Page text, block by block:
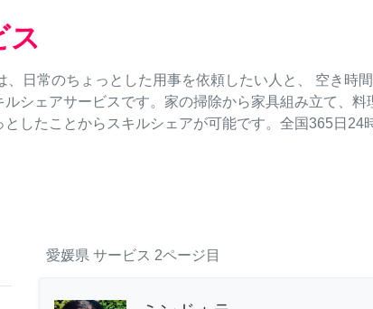
ス
日常のちょっとした用事を依頼したい人と、 空き時
シェアサービスです。家の掃除から家具組み立て、料
したことからスキルシェアが可能です。全国365日24
愛媛県 サービス 2ページ目